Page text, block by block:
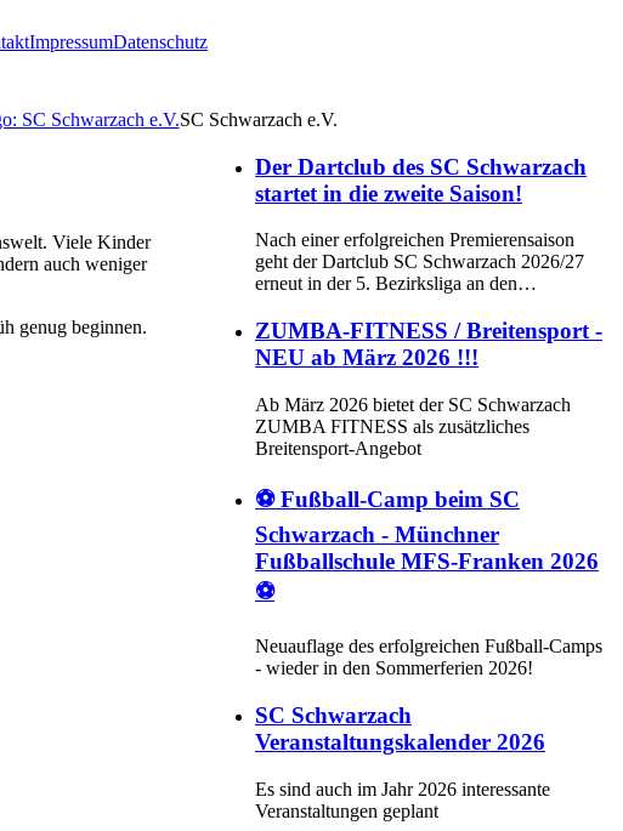
ImpressumDatenschutz
SC Schwarzach e.V.
Viele Kinder
auch weniger
genug beginnen.
Der Dartclub des SC Schwarzach
startet in die zweite Saison!
Nach einer erfolgreichen Premierensaison
geht der Dartclub SC Schwarzach 2026/27
erneut in der 5. Bezirksliga an den…
ZUMBA-FITNESS / Breitensport -
NEU ab März 2026 !!!
Ab März 2026 bietet der SC Schwarzach
ZUMBA FITNESS als zusätzliches
Breitensport-Angebot
⚽ Fußball-Camp beim SC
Schwarzach - Münchner
Fußballschule MFS-Franken 2026
⚽
Neuauflage des erfolgreichen Fußball-Camps
- wieder in den Sommerferien 2026!
SC Schwarzach
Veranstaltungskalender 2026
Es sind auch im Jahr 2026 interessante
Veranstaltungen geplant